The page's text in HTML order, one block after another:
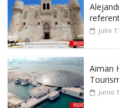
julio
Aiman
junio